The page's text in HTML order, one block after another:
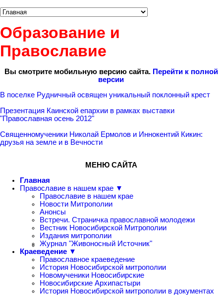
Образование и
Православие
Вы смотрите мобильную версию сайта. Перейти к полной
версии
В поселке Рудничный освящен уникальный поклонный крест
Презентация Каинской епархии в рамках выставки
"Православная осень 2012"
Священномученики Николай Ермолов и Иннокентий Кикин:
друзья на земле и в Вечности
МЕНЮ САЙТА
Главная
Православие в нашем крае ▼
Православие в нашем крае
Новости Митрополии
Анонсы
Встречи. Страничка православной молодежи
Вестник Новосибирской Митрополии
Издания митрополии
Журнал "Живоносный Источник"
Краеведение ▼
Православное краеведение
История Новосибирской митрополии
Новомученики Новосибирские
Новосибирские Архипастыри
История Новосибирской митрополии в документах